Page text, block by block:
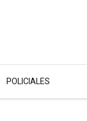
POLICIALES